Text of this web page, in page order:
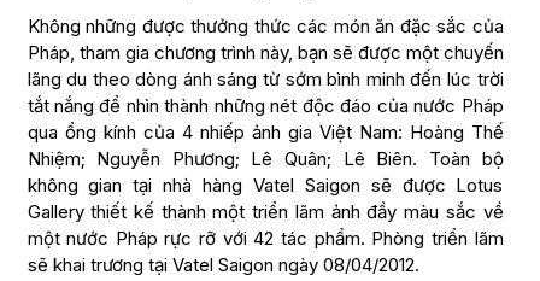
Không những được thưởng thức các món ăn đặc sắc của
Pháp, tham gia chương trình này, bạn sẽ được một chuyến
lãng du theo dòng ánh sáng từ sớm bình minh đến lúc trời
tắt nắng để nhìn thành những nét độc đáo của nước Pháp
qua ổng kính của 4 nhiếp ảnh gia Việt Nam: Hoàng Thế
Nhiệm; Nguyễn Phương; Lê Quân; Lê Biên. Toàn bộ
không gian tại nhà hàng Vatel Saigon sẽ được Lotus
Gallery thiết kế thành một triển lãm ảnh đầy màu sắc về
một nước Pháp rực rỡ với 42 tác phẩm. Phòng triển lãm
sẽ khai trương tại Vatel Saigon ngày 08/04/2012.